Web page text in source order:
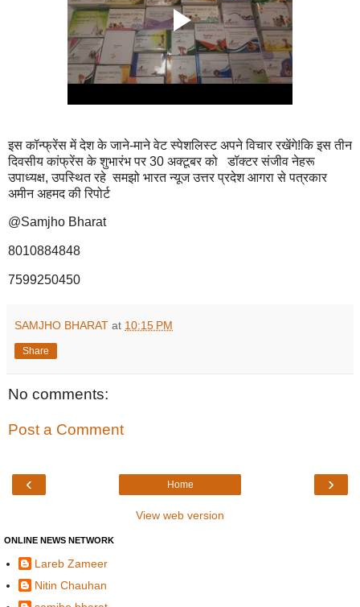
इस कॉन्फ्रेंस में देश के जाने-माने वेट स्पेशलिस्ट अपने विचार रखेंगे!कि इस तीन
दिवसीय कांफ्रेंस के शुभारंभ पर 30 अक्टूबर को डॉक्टर संजीव नेहरू
उपाध्यक्ष, उपस्थित रहे समझो भारत न्यूज उत्तर प्रदेश आगरा से पत्रकार
अमीन अहमद की रिपोर्ट
@Samjho Bharat
8010884848
7599250450
SAMJHO BHARAT at 10:15 PM
Share
No comments:
Post a Comment
‹ ›
Home
View web version
ONLINE NEWS NETWORK
Lareb Zameer
Nitin Chauhan